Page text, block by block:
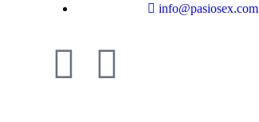
info@pasiosex.com